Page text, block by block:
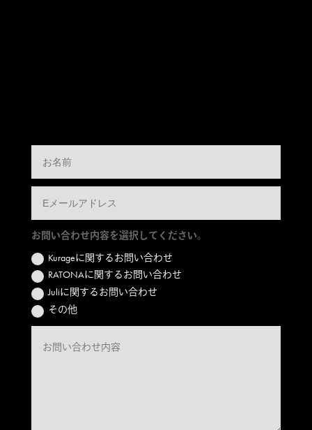
お問い合わせ内容を選択してください。
Kurageに関するお問い合わせ
RATONAに関するお問い合わせ
Juliに関するお問い合わせ
その他